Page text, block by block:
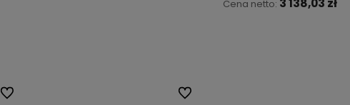
Cena netto: 3 138,03 zł
Do ulubionych Do ulubionych